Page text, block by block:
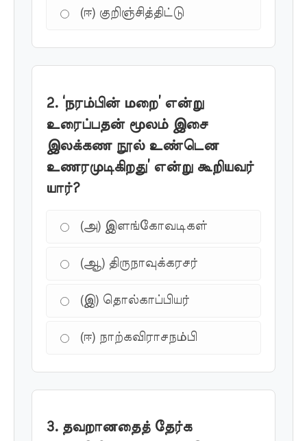
(ஈ) குறிஞ்சித்திட்டு
2. ‘நரம்பின் மறை’ என்று
உரைப்பதன் மூலம் இசை
இலக்கண நூல் உண்டென
உணரமுடிகிறது’ என்று கூறியவர்
யார்?
(அ) இளங்கோவடிகள்
(ஆ) திருநாவுக்கரசர்
(இ) தொல்காப்பியர்
(ஈ) நாற்கவிராசநம்பி
3. தவறானதைத் தேர்க